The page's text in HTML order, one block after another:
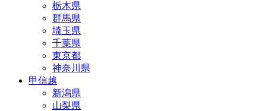
栃木県
群馬県
埼玉県
千葉県
東京都
神奈川県
甲信越
新潟県
山梨県